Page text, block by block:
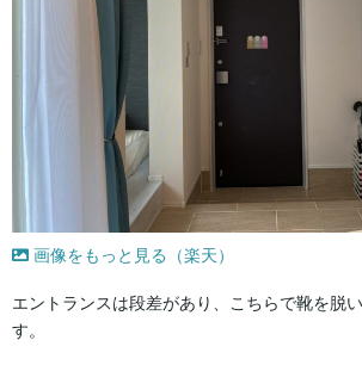
画像をもっと見る（楽天）
エントランスは段差があり、こちらで靴を脱
す。